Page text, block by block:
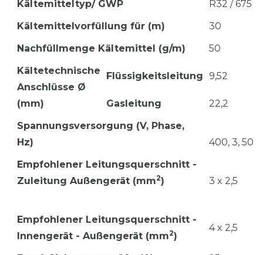
Kältemitteltyp/ GWP
R32 / 675
Kältemittelvorfüllung für (m)
30
Nachfüllmenge Kältemittel (g/m)
50
Kältetechnische
Anschlüsse Ø
(mm)
Flüssigkeitsleitung 9,52
Gasleitung
22,2
Spannungsversorgung (V, Phase,
Hz)
400, 3, 50
Empfohlener Leitungsquerschnitt -
Zuleitung Außengerät (mm2) 3 x 2,5
Empfohlener Leitungsquerschnitt -
Innengerät - Außengerät (mm2)
4 x 2,5